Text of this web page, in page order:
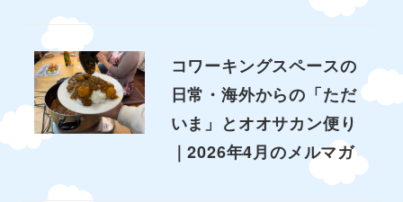
コワーキングスペースの
日常・海外からの「ただ
いま」とオオサカン便り
｜2026年4月のメルマガ